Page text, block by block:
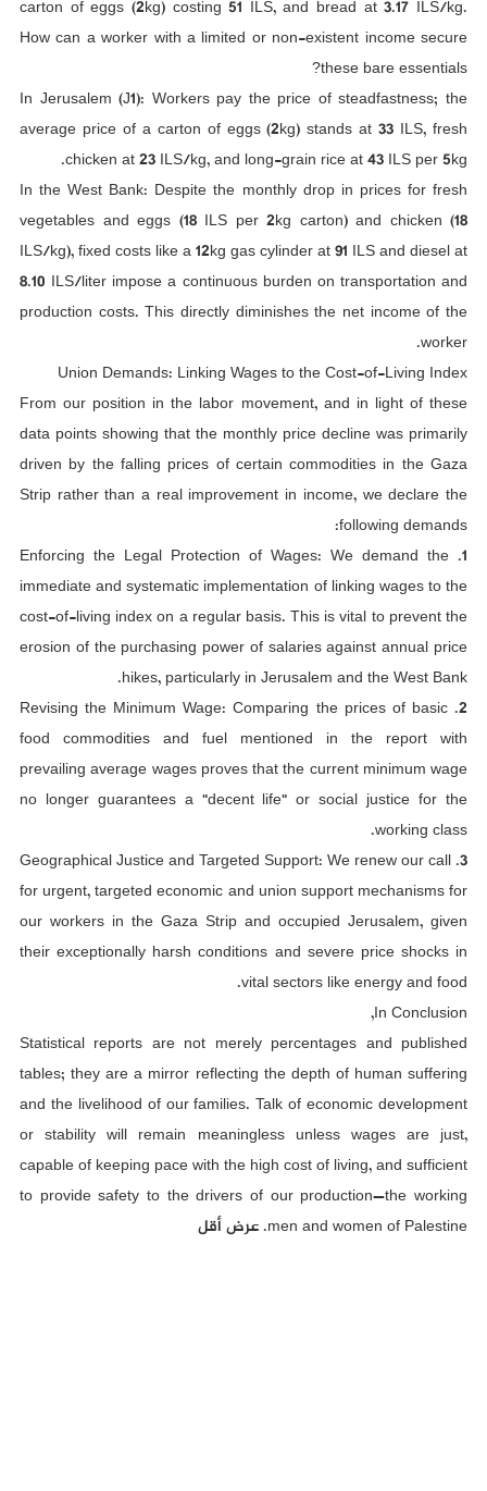
carton of eggs (2kg) costing 51 ILS, and bread at 3.17 ILS/kg.
How can a worker with a limited or non-existent income secure
these bare essentials?
In Jerusalem (J1): Workers pay the price of steadfastness; the
average price of a carton of eggs (2kg) stands at 33 ILS, fresh
chicken at 23 ILS/kg, and long-grain rice at 43 ILS per 5kg.
In the West Bank: Despite the monthly drop in prices for fresh
vegetables and eggs (18 ILS per 2kg carton) and chicken (18
ILS/kg), fixed costs like a 12kg gas cylinder at 91 ILS and diesel at
8.10 ILS/liter impose a continuous burden on transportation and
production costs. This directly diminishes the net income of the
worker.
Union Demands: Linking Wages to the Cost-of-Living Index
From our position in the labor movement, and in light of these
data points showing that the monthly price decline was primarily
driven by the falling prices of certain commodities in the Gaza
Strip rather than a real improvement in income, we declare the
following demands:
1. Enforcing the Legal Protection of Wages: We demand the
immediate and systematic implementation of linking wages to the
cost-of-living index on a regular basis. This is vital to prevent the
erosion of the purchasing power of salaries against annual price
hikes, particularly in Jerusalem and the West Bank.
2. Revising the Minimum Wage: Comparing the prices of basic
food commodities and fuel mentioned in the report with
prevailing average wages proves that the current minimum wage
no longer guarantees a "decent life" or social justice for the
working class.
3. Geographical Justice and Targeted Support: We renew our call
for urgent, targeted economic and union support mechanisms for
our workers in the Gaza Strip and occupied Jerusalem, given
their exceptionally harsh conditions and severe price shocks in
vital sectors like energy and food.
In Conclusion,
Statistical reports are not merely percentages and published
tables; they are a mirror reflecting the depth of human suffering
and the livelihood of our families. Talk of economic development
or stability will remain meaningless unless wages are just,
capable of keeping pace with the high cost of living, and sufficient
to provide safety to the drivers of our production—the working
men and women of Palestine. عرض أقل